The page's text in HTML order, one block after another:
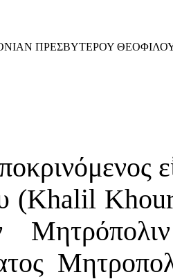
ΠΡΕΣΒΥΤΕΡΟΥ
(Khalil